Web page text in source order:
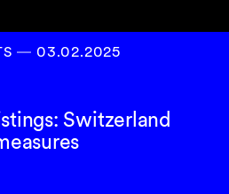
― 03.02.2025
Switzerland